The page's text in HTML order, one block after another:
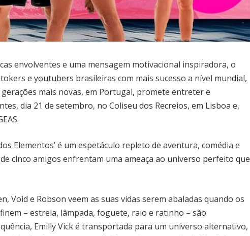
envolventes e uma mensagem motivacional inspiradora, o
e youtubers brasileiras com mais sucesso a nível mundial,
mais novas, em Portugal, promete entreter e
dia 21 de setembro, no Coliseu dos Recreios, em Lisboa e,
Elementos’ é um espetáculo repleto de aventura, comédia e
cinco amigos enfrentam uma ameaça ao universo perfeito que
Void e Robson veem as suas vidas serem abaladas quando os
– estrela, lâmpada, foguete, raio e ratinho – são
Emilly Vick é transportada para um universo alternativo,